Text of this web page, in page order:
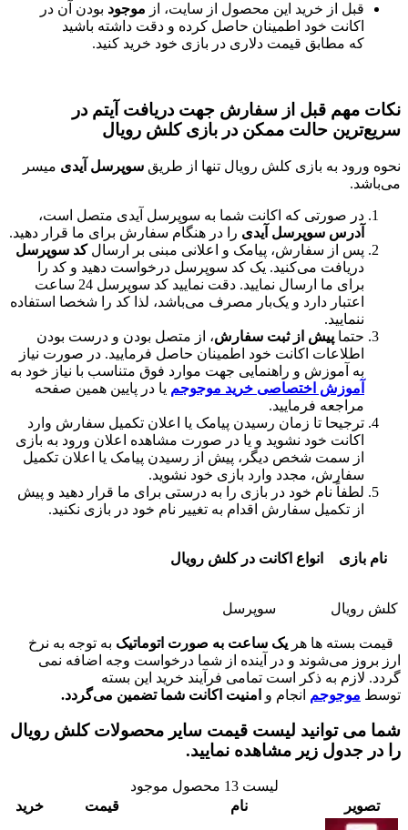
از خرید این محصول از سایت، ازموجود بودن آن در
خود اطمینان حاصل کرده و دقت داشته باشید
مطابق قیمت دلاری در بازی خود خرید کنید.
قبل از سفارش جهت دریافت آیتم در
حالت ممکن در بازی کلش رویال
به بازی کلش رویال تنها از طریقسوپرسل آیدی میسر
صورتی که اکانت شما به سوپرسل آیدی متصل است،
سوپرسل آیدی را در هنگام سفارش برای ما قرار دهید.
از سفارش، پیامک و اعلانی مبنی بر ارسالکد سوپرسل
می‌کنید. یک کد سوپرسل درخواست دهید و کد را
برای ما ارسال نمایید. دقت نمایید کد سوپرسل 24 ساعت
دارد و یک‌بار مصرف می‌باشد، لذا کد را شخصا استفاده
پیش از ثبت سفارش، از متصل بودن و درست بودن
اکانت خود اطمینان حاصل فرمایید. در صورت نیاز
آموزش و راهنمایی جهت موارد فوق متناسب با نیاز خود به
اختصاصی خرید موجوجم یا در پایین همین صفحه
فرمایید.
تا زمان رسیدن پیامک یا اعلان تکمیل سفارش وارد
خود نشوید و یا در صورت مشاهده اعلان ورود به بازی
سمت شخص دیگر، پیش از رسیدن پیامک یا اعلان تکمیل
مجدد وارد بازی خود نشوید.
نام خود در بازی را به درستی برای ما قرار دهید و پیش
تکمیل سفارش اقدام به تغییر نام خود در بازی نکنید.
انواع اکانت در کلش رویال
ها هریک ساعت به صورت اتوماتیکبه توجه به نرخ
می‌شوند و در آینده از شما درخواست وجه اضافه نمی
به ذکر است تمامی فرآیند خرید این بسته
انجام وامنیت اکانت شما تضمین می‌گردد.
توانید لیست قیمت سایر محصولات کلش رویال
زیر مشاهده نمایید.
محصول موجود
خرید